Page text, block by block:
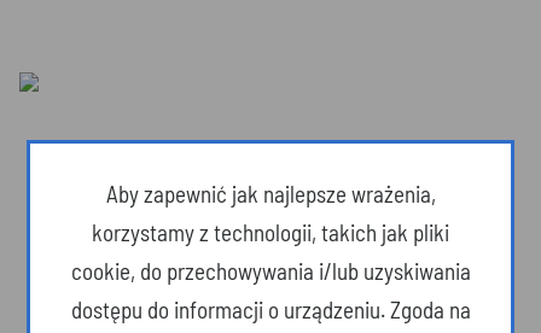
Aby zapewnić jak najlepsze wrażenia,
korzystamy z technologii, takich jak pliki
cookie, do przechowywania i/lub uzyskiwania
dostępu do informacji o urządzeniu. Zgoda na